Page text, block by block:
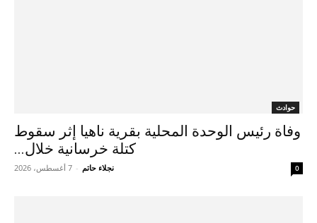
حوادث
وفاة رئيس الوحدة المحلية بقرية ناهيا إثر سقوط
كتلة خرسانية خلال...
نجلاء حاتم - 7 أغسطس، 2026 0